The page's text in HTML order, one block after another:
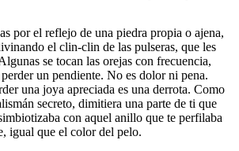
por el reflejo de una piedra propia o ajena,
el clin-clin de las pulseras, que les
se tocan las orejas con frecuencia,
un pendiente. No es dolor ni pena.
una joya apreciada es una derrota. Como
secreto, dimitiera una parte de ti que
con aquel anillo que te perfilaba
igual que el color del pelo.